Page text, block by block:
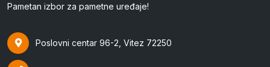
Pametan izbor za pametne uređaje!
Poslovni centar 96-2, Vitez 72250